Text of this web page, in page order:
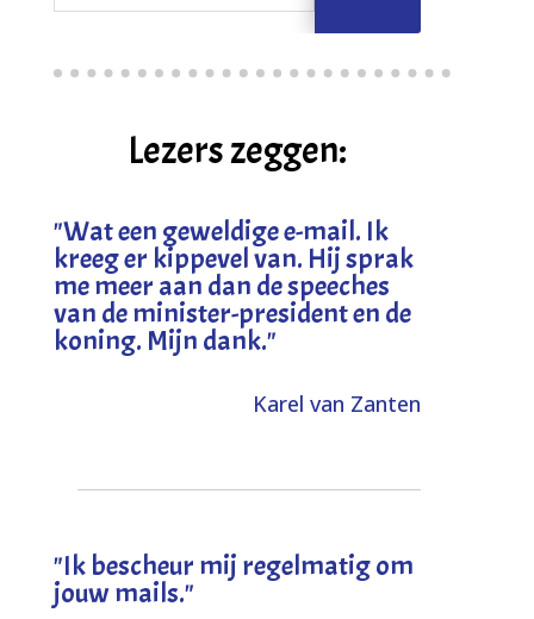
Lezers zeggen:
"Wat een geweldige e-mail. Ik
kreeg er kippevel van. Hij sprak
me meer aan dan de speeches
van de minister-president en de
koning. Mijn dank."
Karel van Zanten
"Ik bescheur mij regelmatig om
jouw mails."